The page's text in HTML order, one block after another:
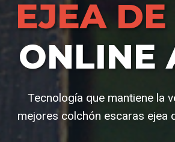
EJEA
ONLINE
Tecnología que mantiene la
mejores colchón escaras ejea